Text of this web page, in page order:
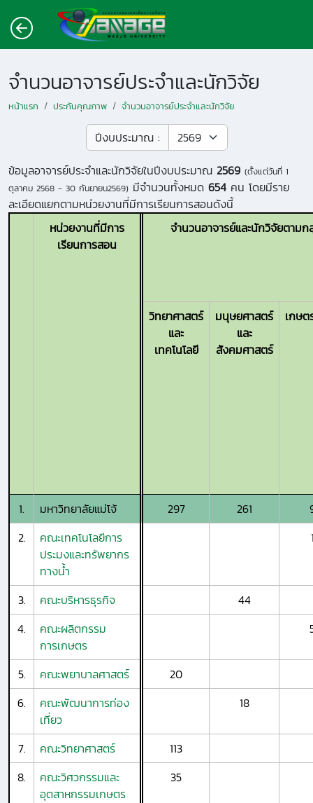
จำนวนอาจารย์ประจำและนักวิจัย
หน้าแรก ประกันคุณภาพ จำนวนอาจารย์ประจำและนักวิจัย
ปีงบประมาณ :
ข้อมูลอาจารย์ประจำและนักวิจัยในปีงบประมาณ 2569 (ตั้งแต่วันที่ 1
ตุลาคม 2568 - 30 กันยายน2569) มีจำนวนทั้งหมด 654 คน โดยมีราย
ละเอียดแยกตามหน่วยงานที่มีการเรียนการสอนดังนี้
หน่วยงานที่มีการ
เรียนการสอน
จำนวนอาจารย์และนักวิจัยตาม
วิทยาศาสตร์
และ
เทคโนโลยี
มนุษยศาสตร์
และ
สังคมศาสตร์
เกษ
1. มหาวิทยาลัยแม่โจ้ 297 261
2.
คณะเทคโนโลยีการ
ประมงและทรัพยากร
ทางน้ำ
3. คณะบริหารธุรกิจ
44
4.
คณะผลิตกรรม
การเกษตร
5. คณะพยาบาลศาสตร์
20
6.
คณะพัฒนาการท่อง
เที่ยว
18
7. คณะวิทยาศาสตร์
113
8.
คณะวิศวกรรมและ
อุตสาหกรรมเกษตร
35